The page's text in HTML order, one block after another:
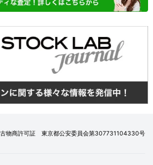
古物商許可証 東京都公安委員会第307731104330号